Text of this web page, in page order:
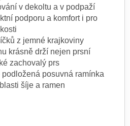
v dekoltu a v podpaží
podporu a komfort i pro
z jemné krajkoviny
krásně drží nejen prsní
zachovalý prs
podložená posuvná ramínka
šíje a ramen